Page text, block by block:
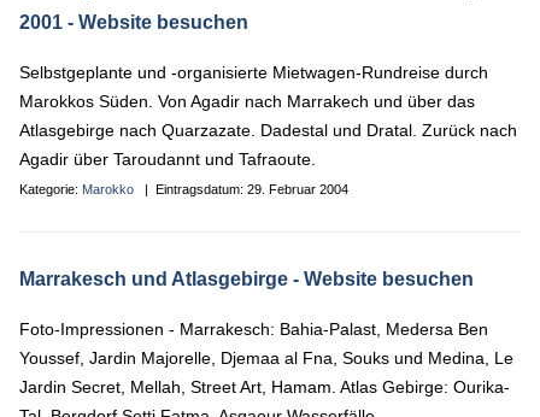
2001 - Website besuchen
Selbstgeplante und -organisierte Mietwagen-Rundreise durch
Marokkos Süden. Von Agadir nach Marrakech und über das
Atlasgebirge nach Quarzazate. Dadestal und Dratal. Zurück nach
Agadir über Taroudannt und Tafraoute.
Kategorie: Marokko | Eintragsdatum: 29. Februar 2004
Marrakesch und Atlasgebirge - Website besuchen
Foto-Impressionen - Marrakesch: Bahia-Palast, Medersa Ben
Youssef, Jardin Majorelle, Djemaa al Fna, Souks und Medina, Le
Jardin Secret, Mellah, Street Art, Hamam. Atlas Gebirge: Ourika-